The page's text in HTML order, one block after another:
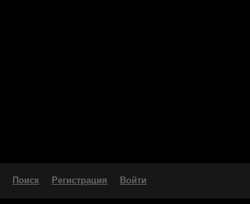
Поиск Регистрация Войти